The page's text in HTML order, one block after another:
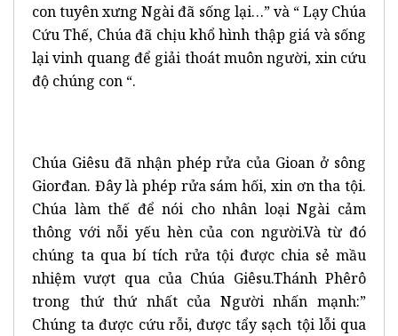
con tuyên xưng Ngài đã sống lại…” và “ Lạy Chúa
Cứu Thế, Chúa đã chịu khổ hình thập giá và sống
lại vinh quang để giải thoát muôn người, xin cứu
độ chúng con “.
Chúa Giêsu đã nhận phép rửa của Gioan ở sông
Giorđan. Đây là phép rửa sám hối, xin ơn tha tội.
Chúa làm thế để nói cho nhân loại Ngài cảm
thông với nỗi yếu hèn của con người.Và từ đó
chúng ta qua bí tích rửa tội được chia sẻ mầu
nhiệm vượt qua của Chúa Giêsu.Thánh Phêrô
trong thứ thứ nhất của Người nhấn mạnh:”
Chúng ta được cứu rỗi, được tẩy sạch tội lỗi qua